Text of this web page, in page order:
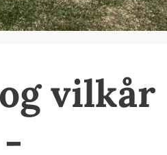
vilkår
-